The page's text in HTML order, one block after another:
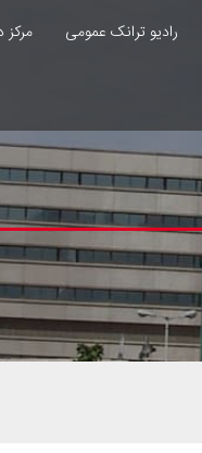
رادیو ترانک عمومی مرکز